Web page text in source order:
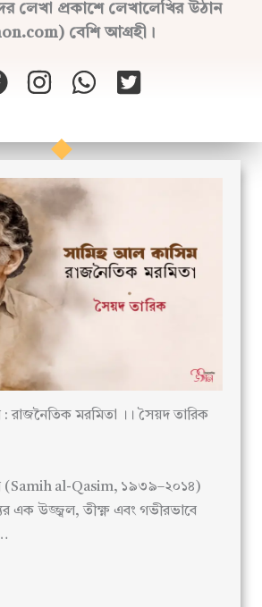
লেখা প্রকাশে লেখালেখির উঠান
বেশি আগ্রহী।
রাজনৈতিক মরমিতা ।। সৈয়দ তারিক
(Samih al-Qasim, ১৯৩৯–২০১৪)
এক উজ্জ্বল, তীক্ষ্ণ এবং গভীরভাবে